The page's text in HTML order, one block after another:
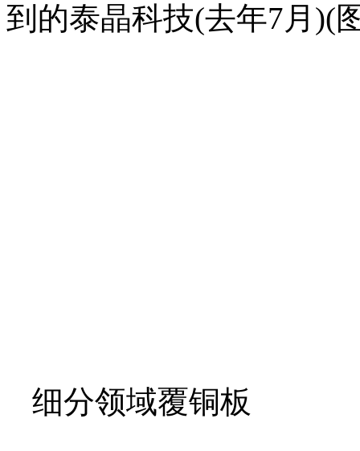
到的泰晶科技(去年7月)(
细分领域覆铜板